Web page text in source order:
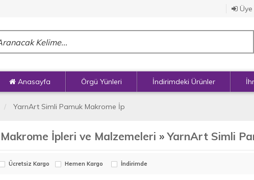
Üye
Anasayfa Örgü Yünleri İndirimdeki Ürünler
YarnArt Simli Pamuk Makrome İp
Makrome İpleri ve Malzemeleri »YarnArt Simli
Ücretsiz Kargo Hemen Kargo İndirimde